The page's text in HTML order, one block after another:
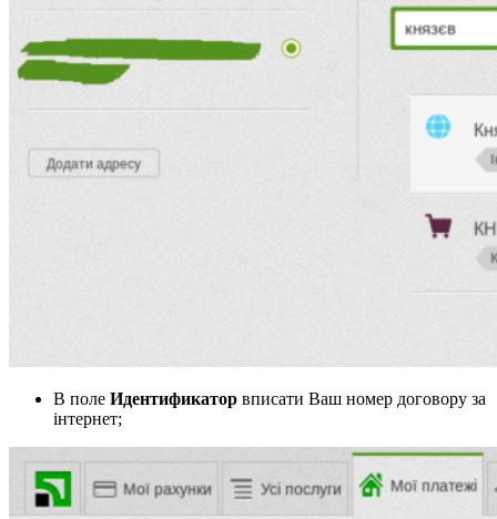
В поле Идентификатор вписати Ваш номер договору за
інтернет;